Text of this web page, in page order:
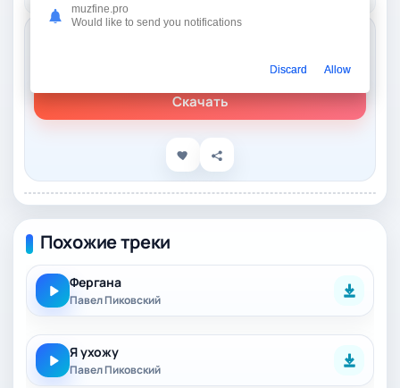
Скачать
Похожие треки
Фергана
Павел Пиковский
Я ухожу
Павел Пиковский
muzfine.pro
Would like to send you notifications
Discard Allow